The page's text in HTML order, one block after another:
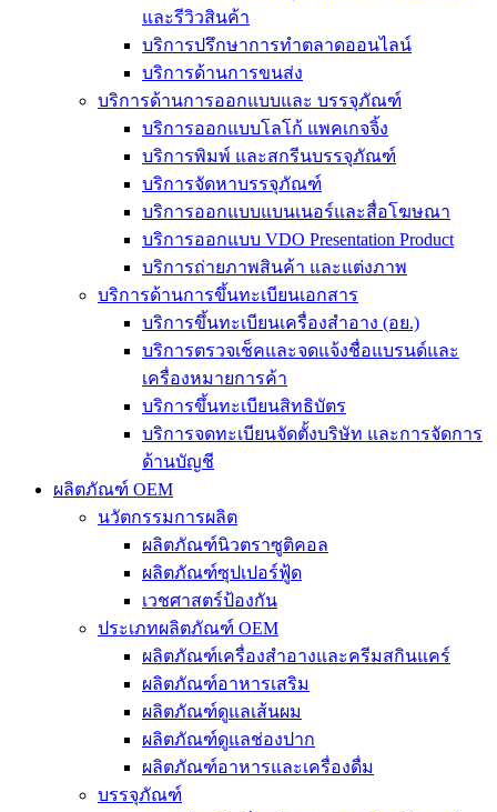
และรีวิวสินค้า
บริการปรึกษาการทำตลาดออนไลน์
บริการด้านการขนส่ง
บริการด้านการออกแบบและ บรรจุภัณฑ์
บริการออกแบบโลโก้ แพคเกจจิ้ง
บริการพิมพ์ และสกรีนบรรจุภัณฑ์
บริการจัดหาบรรจุภัณฑ์
บริการออกแบบแบนเนอร์และสื่อโฆษณา
บริการออกแบบ VDO Presentation Product
บริการถ่ายภาพสินค้า และแต่งภาพ
บริการด้านการขึ้นทะเบียนเอกสาร
บริการขึ้นทะเบียนเครื่องสำอาง (อย.)
บริการตรวจเช็คและจดแจ้งชื่อแบรนด์และ
เครื่องหมายการค้า
บริการขึ้นทะเบียนสิทธิบัตร
บริการจดทะเบียนจัดตั้งบริษัท และการจัดการ
ด้านบัญชี
ผลิตภัณฑ์ OEM
นวัตกรรมการผลิต
ผลิตภัณฑ์นิวตราซูติคอล
ผลิตภัณฑ์ซุปเปอร์ฟู้ด
เวชศาสตร์ป้องกัน
ประเภทผลิตภัณฑ์ OEM
ผลิตภัณฑ์เครื่องสำอางและครีมสกินแคร์
ผลิตภัณฑ์อาหารเสริม
ผลิตภัณฑ์ดูแลเส้นผม
ผลิตภัณฑ์ดูแลช่องปาก
ผลิตภัณฑ์อาหารและเครื่องดื่ม
บรรจุภัณฑ์